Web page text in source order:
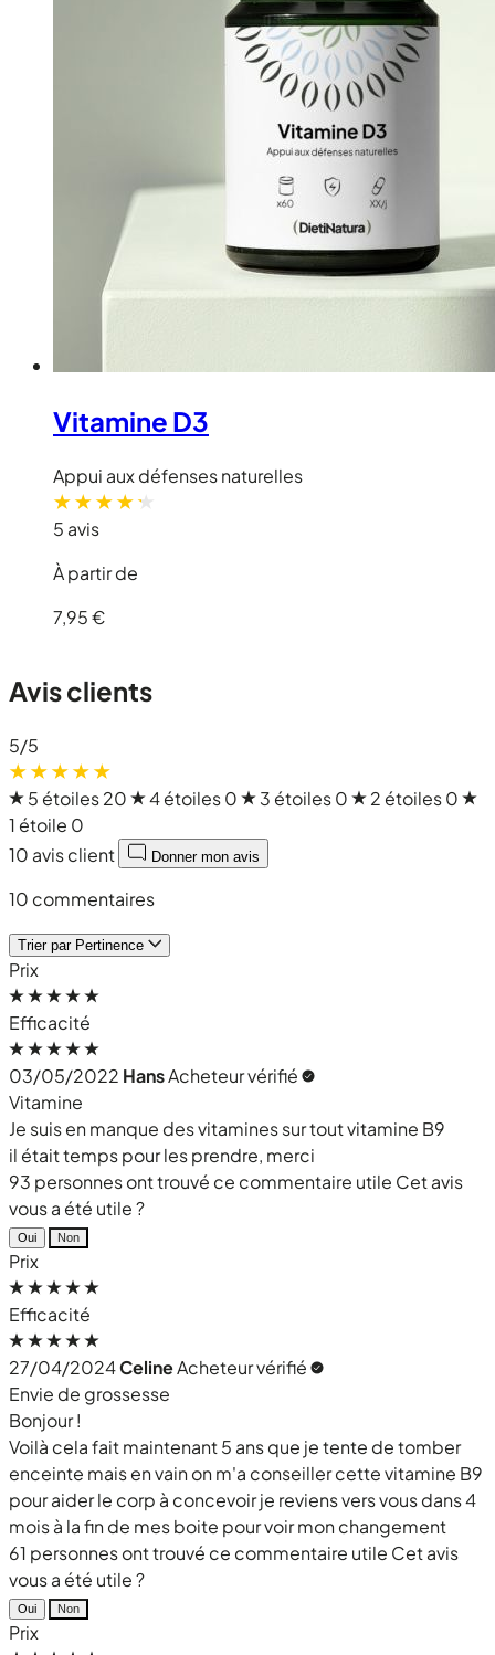
Vitamine D3
Appui aux défenses naturelles
5 avis
À partir de
7,95 €
Avis clients
5/5
5 étoiles20 4 étoiles0 3 étoiles0 2 étoiles0
1 étoile 0
10 avis client
Donner mon avis
10 commentaires
Trier par Pertinence
Prix
Efficacité
03/05/2022 HansAcheteur vérifié
Vitamine
Je suis en manque des vitamines sur tout vitamine B9
il était temps pour les prendre, merci
93 personnes ont trouvé ce commentaire utile Cet avis
vous a été utile ?
Oui Non
Prix
Efficacité
27/04/2024CelineAcheteur vérifié
Envie de grossesse
Bonjour !
Voilà cela fait maintenant 5 ans que je tente de tomber
enceinte mais en vain on m'a conseiller cette vitamine B9
pour aider le corp à concevoir je reviens vers vous dans 4
mois à la fin de mes boite pour voir mon changement
61 personnes ont trouvé ce commentaire utile Cet avis
vous a été utile ?
Oui Non
Prix